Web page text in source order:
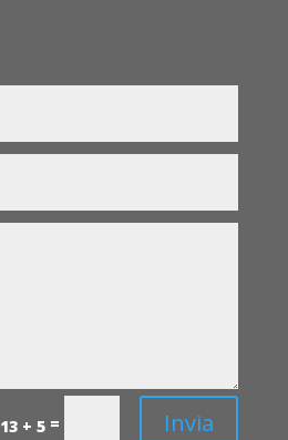
13 + 5 = Invia